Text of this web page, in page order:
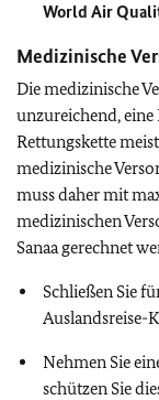
World Air
Medizinische
Die medizinische
unzureichend,
Rettungskette
medizinische
muss daher mit
medizinischen
Sanaa gerechnet
Schließen Sie
Auslandsreise-
Nehmen Sie
schützen Sie